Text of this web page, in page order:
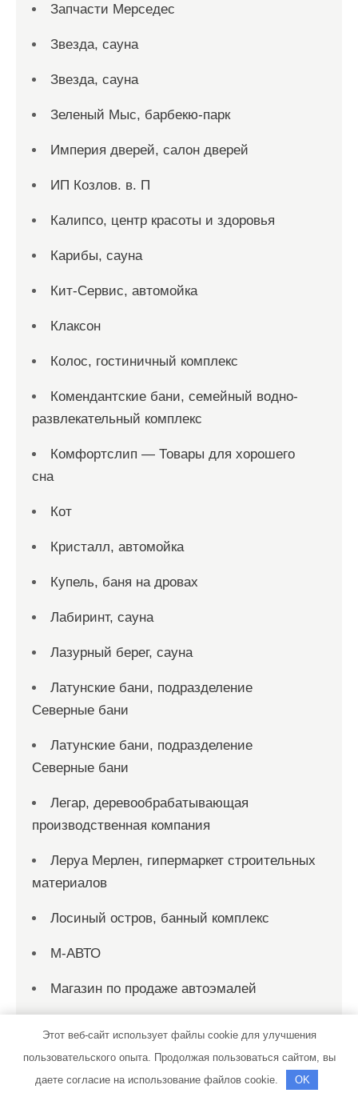
Запчасти Мерседес
Звезда, сауна
Звезда, сауна
Зеленый Мыс, барбекю-парк
Империя дверей, салон дверей
ИП Козлов. в. П
Калипсо, центр красоты и здоровья
Карибы, сауна
Кит-Сервис, автомойка
Клаксон
Колос, гостиничный комплекс
Комендантские бани, семейный водно-
развлекательный комплекс
Комфортслип — Товары для хорошего
сна
Кот
Кристалл, автомойка
Купель, баня на дровах
Лабиринт, сауна
Лазурный берег, сауна
Латунские бани, подразделение
Северные бани
Латунские бани, подразделение
Северные бани
Легар, деревообрабатывающая
производственная компания
Леруа Мерлен, гипермаркет строительных
материалов
Лосиный остров, банный комплекс
М-АВТО
Магазин по продаже автоэмалей
Макарьевские бани, сауна
Этот веб-сайт использует файлы cookie для улучшения
пользовательского опыта. Продолжая пользоваться сайтом, вы
даете согласие на использование файлов cookie.
OK